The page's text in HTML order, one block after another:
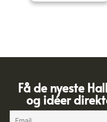
Få de nyeste
og idéer